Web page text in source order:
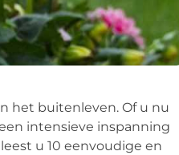
het buitenleven. Of u nu
intensieve inspanning
u 10 eenvoudige en